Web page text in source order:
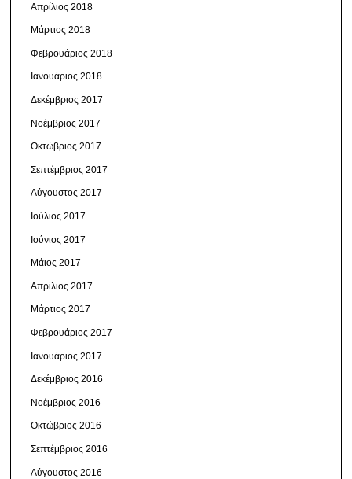
Απρίλιος 2018
Μάρτιος 2018
Φεβρουάριος 2018
Ιανουάριος 2018
Δεκέμβριος 2017
Νοέμβριος 2017
Οκτώβριος 2017
Σεπτέμβριος 2017
Αύγουστος 2017
Ιούλιος 2017
Ιούνιος 2017
Μάιος 2017
Απρίλιος 2017
Μάρτιος 2017
Φεβρουάριος 2017
Ιανουάριος 2017
Δεκέμβριος 2016
Νοέμβριος 2016
Οκτώβριος 2016
Σεπτέμβριος 2016
Αύγουστος 2016